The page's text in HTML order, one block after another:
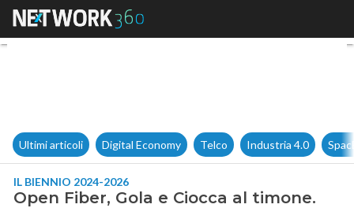
Open Fiber, Gola e Ciocca
Ultimi articoli Digital Economy Telco Industria 4.0
IL BIENNIO 2024-2026
Open Fiber, Gola e Ciocca al timone.